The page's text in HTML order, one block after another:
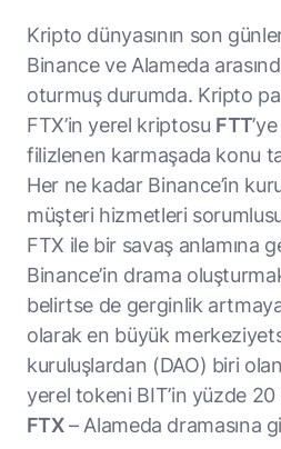
Kripto dünyasının son
Binance ve Alameda
oturmuş durumda. Kripto
FTX’in yerel kriptosu FTT
filizlenen karmaşada konu
Her ne kadar Binance’in
müşteri hizmetleri
FTX ile bir savaş anlamına
Binance’in drama
belirtse de gerginlik
olarak en büyük
kuruluşlardan (DAO) biri
yerel tokeni BIT’in yüzde
FTX– Alameda dramasına